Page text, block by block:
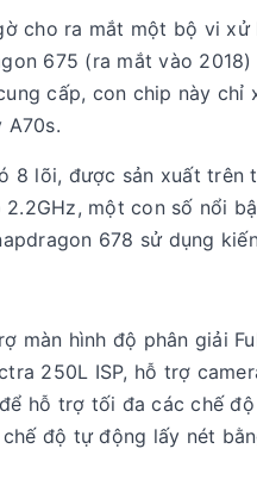
cho ra mắt một bộ vi xử
675 (ra mắt vào
cấp, con chip này chỉ
A70s.
8 lõi, được sản xuất trên
một con số nổi
678 sử dụng
màn hình độ phân giải
250L ISP, hỗ trợ
hỗ trợ tối đa các chế
độ tự động lấy nét